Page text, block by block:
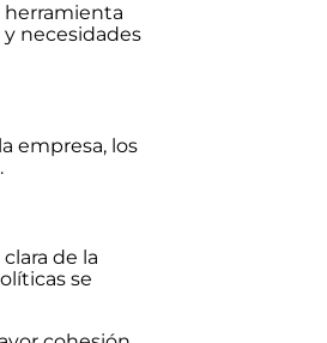
herramienta
necesidades
empresa, los
de la
se